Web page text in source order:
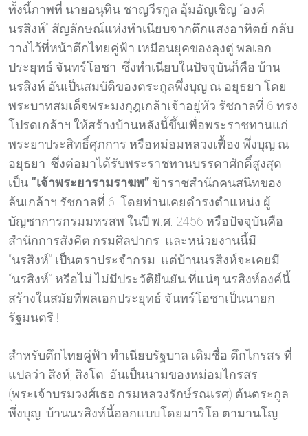
ทั้งนี้ภาพที่ นายอนุทิน ชาญวีรกูล อุ้มอัญเชิญ “องค์
นรสิงห์” สัญลักษณ์แห่งทำเนียบจากตึกแสงอาทิตย์ กลับ
วางไว้ที่หน้าตึกไทยคู่ฟ้า เหมือนยุคของลุงตู่ พลเอก
ประยุทธ์ จันทร์โอชา ซึ่งทำเนียบในปัจจุบันก็คือ บ้าน
นรสิงห์ อันเป็นสมบัติของตระกูลพึ่งบุญ ณ อยุธยา โดย
พระบาทสมเด็จพระมงกุฎเกล้าเจ้าอยู่หัว รัชกาลที่ 6 ทรง
โปรดเกล้าฯ ให้สร้างบ้านหลังนี้ขึ้นเพื่อพระราชทานแก่
พระยาประสิทธิ์ศุภการ หรือหม่อมหลวงเฟื้อง พึ่งบุญ ณ
อยุธยา ซึ่งต่อมาได้รับพระราชทานบรรดาศักดิ์สูงสุด
เป็น “เจ้าพระยารามราฆพ” ข้าราชสำนักคนสนิทของ
ล้นเกล้าฯ รัชกาลที่ 6 โดยท่านเคยดำรงตำแหน่ง ผู้
บัญชาการกรมมหรสพ ในปี พ.ศ. 2456 หรือปัจจุบันคือ
สำนักการสังคีต กรมศิลปากร และหน่วยงานนี้มี
“นรสิงห์” เป็นตราประจำกรม แต่บ้านนรสิงห์จะเคยมี
“นรสิงห์” หรือไม่ ไม่มีประวัติยืนยัน ที่แน่ๆ นรสิงห์องค์นี้
สร้างในสมัยที่พลเอกประยุทธ์ จันทร์โอชาเป็นนายก
รัฐมนตรี !
สำหรับตึกไทยคู่ฟ้า ทำเนียบรัฐบาล เดิมชื่อ ตึกไกรสร ที่
แปลว่า สิงห์, สิงโต อันเป็นนามของหม่อมไกรสร
(พระเจ้าบรมวงศ์เธอ กรมหลวงรักษ์รณเรศ) ต้นตระกูล
พึ่งบุญ บ้านนรสิงห์นี้ออกแบบโดยมาริโอ ตามานโญ